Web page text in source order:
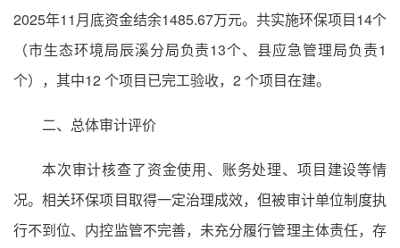
2025年11月底资金结余1485.67万元。共实施环保项目14个
（市生态环境局辰溪分局负责13个、县应急管理局负责1
个），其中12 个项目已完工验收，2 个项目在建。
二、总体审计评价
本次审计核查了资金使用、账务处理、项目建设等情
况。相关环保项目取得一定治理成效，但被审计单位制度执
行不到位、内控监管不完善，未充分履行管理主体责任，存